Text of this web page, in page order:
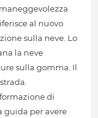
al nuovo
sulla neve. Lo
la neve
sulla gomma. Il
di
guida per avere